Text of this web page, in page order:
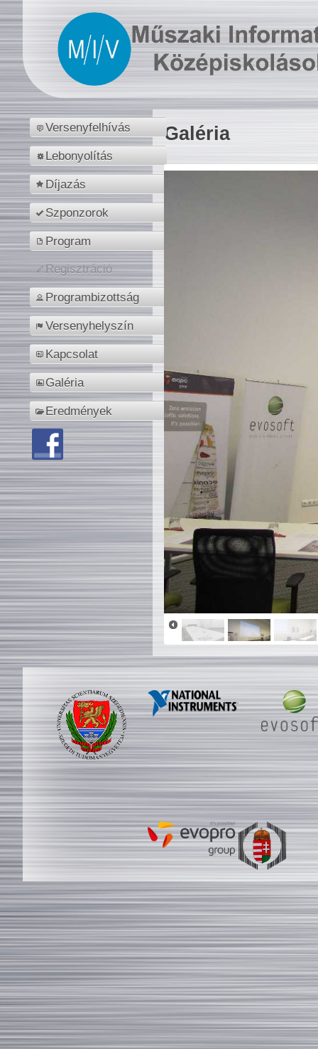
Versenyfelhívás
Lebonyolítás
Díjazás
Szponzorok
Program
Regisztráció
Programbizottság
Versenyhelyszín
Kapcsolat
Galéria
Eredmények
Galéria